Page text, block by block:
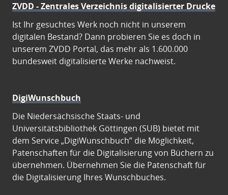
ZVDD - Zentrales Verzeichnis digitalisierter Drucke
Ist Ihr gesuchtes Werk noch nicht in unserem
digitalen Bestand? Dann probieren Sie es doch in
unserem ZVDD Portal, das mehr als 1.600.000
bundesweit digitalisierte Werke nachweist.
DigiWunschbuch
Die Niedersächsische Staats- und
Universitätsbibliothek Göttingen (SUB) bietet mit
dem Service „DigiWunschbuch” die Möglichkeit,
Patenschaften für die Digitalisierung von Büchern zu
übernehmen. Übernehmen Sie die Patenschaft für
die Digitalisierung Ihres Wunschbuches.